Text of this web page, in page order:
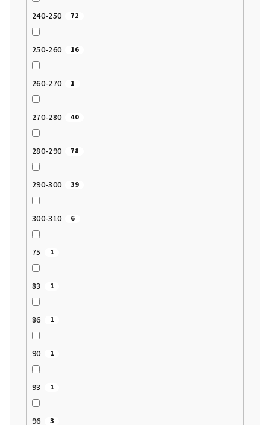
240-250 72
250-260 16
260-270 1
270-280 40
280-290 78
290-300 39
300-310 6
75 1
83 1
86 1
90 1
93 1
96 3